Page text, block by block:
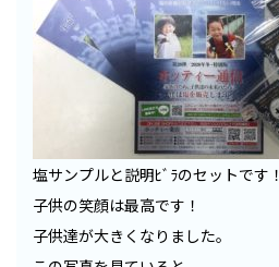
塩サンプルと説明ﾋﾞﾗのセットです！
子供の笑顔は最高です！
子供達が大きくなりました。